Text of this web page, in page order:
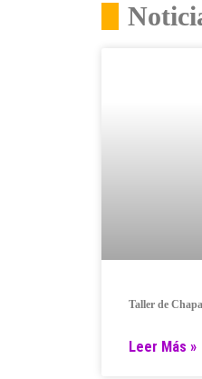
Taller de
Leer Más »